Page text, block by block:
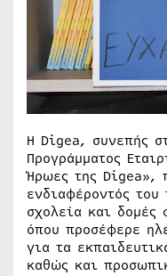
H Digea, συνεπής
Προγράμματος
Ήρωες της Digea»,
ενδιαφέροντός
σχολεία και δομές
όπου προσέφερε
για τα
καθώς και